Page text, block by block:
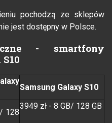
pochodzą ze sklepów
jest dostępny w Polsce.
- smartfony
Samsung Galaxy S10
128
3949 zł - 8 GB/ 128 GB